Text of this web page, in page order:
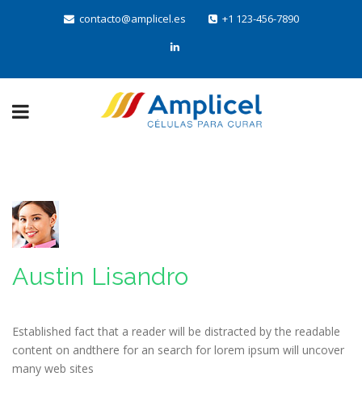
contacto@amplicel.es +1 123-456-7890
Austin Lisandro
Established fact that a reader will be distracted by the readable
content on andthere for an search for lorem ipsum will uncover
many web sites